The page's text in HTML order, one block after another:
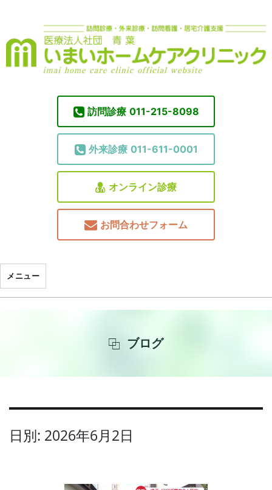
訪問診療 011-215-8098
外来診療 011-611-0001
オンライン診療
お問合わせフォーム
メニュー
ブログ
日別: 2026年6月2日